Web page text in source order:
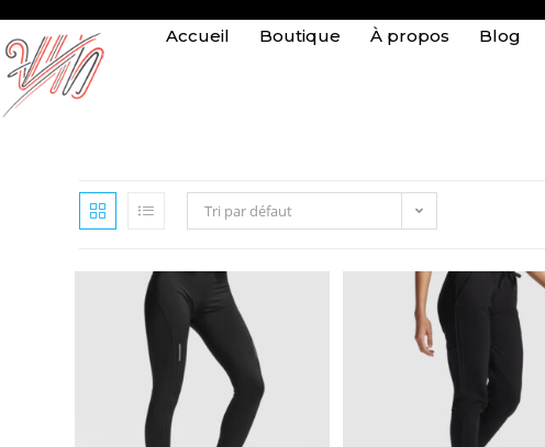
Accueil Boutique À propos Blog
Tri par défaut